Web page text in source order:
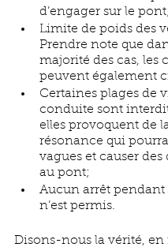
d’engager sur le pont;
Limite de poids des
Prendre note que
majorité des cas, les
peuvent également
Certaines plages de
conduite sont
elles provoquent de
résonance qui
vagues et causer
au pont;
Aucun arrêt pendant
n’est permis.
Disons-nous la vérité, en